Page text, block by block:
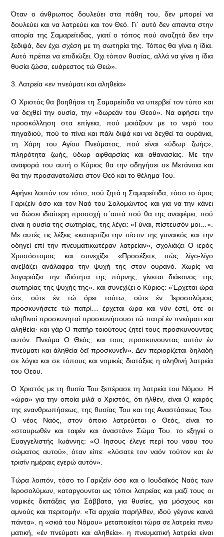
Όταν ο άνθρωπος δουλεύει στα πάθη του, δεν μπορεί να
δουλεύει και να λατρεύει και τον Θεό. Γι΄ αυτό δεν απαντα στην
απορία της Σαμαρείτιδας, γιατί ο τόπος πού αναζητά δεν την
ξεδιψά, δεν έχει σχέση με τη σωτηρία της. Τόπος θα γίνει η ίδια.
Αυτό πρέπει να επιδιώξει. Όχι τόπον θυσίας, αλλά να γίνει η ίδια
θυσία ζώσα, ευάρεστος τώ Θεώ».
3. Λατρεία «εν πνεύματι και αληθεία»
Ο Χριστός θα βοηθήσει τη Σαμαρείτιδα να υπερβεί τον τύπο και
να δεχθεί την ουσία, την «δωρεάν του Θεού». Να αφήσει την
προσκόλληση στα επίγεια, πού μοιάζουν με το νερό του
πηγαδιού, πού το πίνει και πάλι διψά και να δεχθεί τα ουράνια,
τη Χάρη του Αγίου Πνεύματος, πού είναι «ύδωρ ζωής»,
πληρότητα ζωής, ύδωρ αφθαρσίας και αθανασίας. Με την
αναφορά του αυτή ο Κύριος θα την οδηγήσει σε Μετάνοια και
θα την προσανατολίσει στον Θεό και το θέλημα Του.
Αφήνει λοιπόν τον τόπο, πού ζητά η Σαμαρείτιδα, τόσο το όρος
Γαριζείν όσο και τον Ναό του Σολομώντος και για να την κάνει
να δώσει ιδιαίτερη προσοχή σ΄αυτά πού θα της αναφέρει, πού
είναι η ουσία της σωτηρίας, της λέγει: «Γύναι, πίστευσόν μοι…».
Με αυτές τις λέξεις «καταρτίζει την πίστιν της γυναικός και την
οδηγεί επί την πνευματικωτέραν λατρείαν», σχολιάζει Ο ιερός
Χρυσόστομος. και συνεχίζει: «Προσέξετε, πώς λίγο-λίγο
ανεβάζει ανάλαφρα την ψυχή της στον ουρανό. Χωρίς να
λογαριάζει την ιδιότητα της πόρνης, γίνεται διάκονος της
σωτηρίας της ψυχής της». και συνεχίζει ο Κύριος: «Έρχεται ώρα
ότε, ούτε έν τώ όρει τούτω, ούτε έν Ίεροσολύμοις
προσκυνήσετε τώ πατρί… έρχεται ώρα και νύν έστί, ότε οι
αληθινοί προσκυνηταί προσκυνήσουσι τώ πατρί έν πνεύματι και
αληθεία· και γάρ Ο πατήρ τοιούτους ζητεί τους προσκυνουντας
αυτόν. Πνεύμα Ο Θεός, και τους προσκυνουντας αυτόν έν
πνεύματι και άληθεία δεϊ προσκυνεΐν». Δεν περιορίζεται δηλαδή
σε λόγια και σε τόπους και νομικές διατάξεις η αληθινή λατρεία
του Θεου.
Ο Χριστός με τη θυσία Του ξεπέρασε τη λατρεία του Νόμου. Η
«ώρα» για την οποία μιλά ο Χριστός, ότι ήλθεν, είναι Ο καιρός
της ενανθρωπήσεως, της θυσίας Του και της Αναστάσεως Του.
Ο νέος Ναός, στον όποιο λατρεύεται ο Θεός, είναι το
«σταυρωθέν και ταφέν και άναστάν» Σώμα Του. το εξηγεί ο
Ευαγγελιστής Ιωάννης: «Ο Ιησους έλεγε περί του ναου του
σώματος αυτού», όταν είπε: «λύσατε τον ναόν τούτον και έν
τρισίν ημέραις εγερώ αυτόν».
Τώρα λοιπόν, τόσο το Γαριζείν όσο και ο Ιουδαϊκός Ναός των
Ιεροσολύμων, καταργουνται ως τόποι λατρείας και μαζί τους οι
νομικές διατάξεις για Σάββατα, για θυσίες, για μόσχους και
αμνούς και περιτομήν. «Τα αρχαία παρήλθεν, ιδού γέγονε καινά
πάντα». η «σκιά του Νόμου» μεταποιείται τώρα σε λατρεία πνευ
ματική, «έν πνεύματι και αληθεία». η πνευματική λατρεία είναι